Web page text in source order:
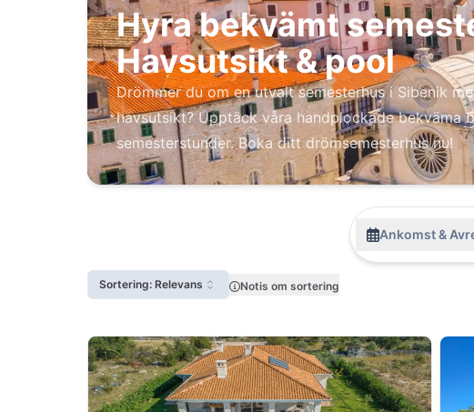
Hyra bekvämt
Havsutsikt & pool
Drömmer du om en utvalt semesterhus i Sibenik
havsutsikt? Upptäck våra handplockade bekväma
semesterstunder. Boka ditt drömsemesterhus nu!
Ankomst &
Sortering: Relevans Notis om sortering